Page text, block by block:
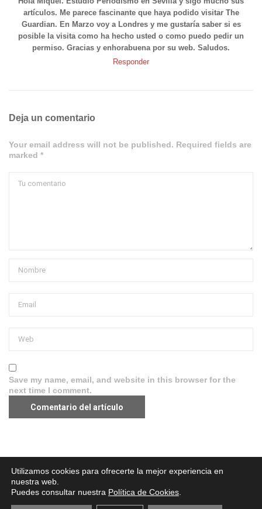
artículos. Me parece fascinante que haya podido visitar The
Guardian. En Marzo voy a Londres y me gustaría saber si es
posible la visita como ha hecho usted o como puedo pedir un
permiso. Gracias y enhorabuena por su web. Saludos.
Responder
Deja un comentario
Your email address will not be published. Required fields are
marked *
Save my name, email, and website in this browser for the
next time I comment.
Aviso legal·Política de Privacidad·Política de Cookies
Utilizamos cookies para ofrecerte la mejor experiencia en
nuestra web.
Puedes consultar nuestra Política de Cookies